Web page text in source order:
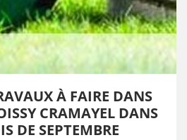
À FAIRE DANS
CRAMAYEL DANS
DE SEPTEMBRE